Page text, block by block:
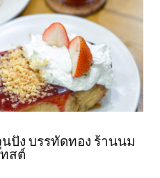
นปัง บรรทัดทอง ร้านนม
สต์